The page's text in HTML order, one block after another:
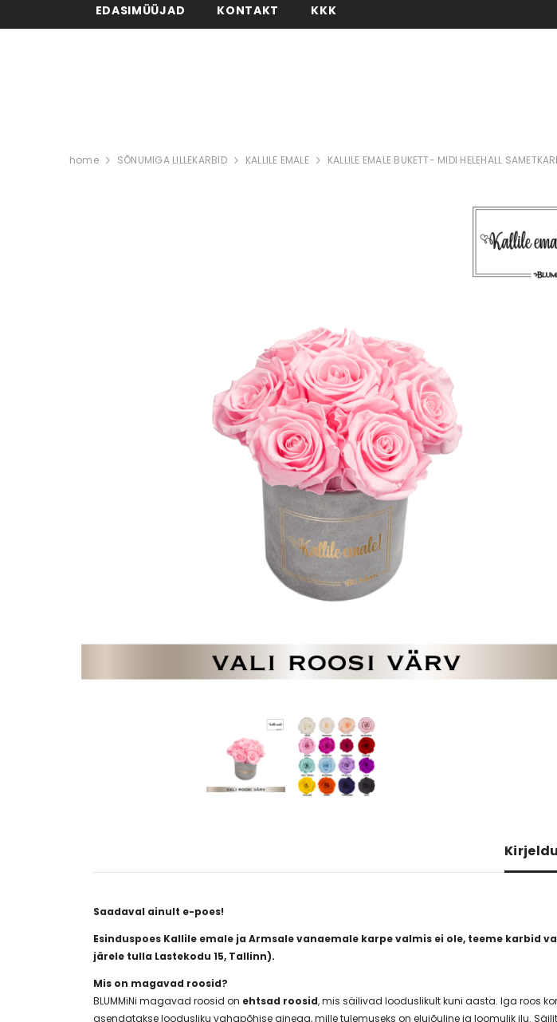
EDASIMÜÜJAD KONTAKT KKK
home SÕNUMIGA LILLEKARBID KALLILE EMALE KALLILE EMALE BUKETT- MIDI HELEHALL
Saadaval ainult e-poes!
Esinduspoes Kallile emale ja Armsale vanaemale karpe valmis ei ole, teeme
järele tulla Lastekodu 15, Tallinn).
Mis on magavad roosid?
BLUMMiNi magavad roosid on ehtsad roosid, mis säilivad looduslikult kuni aasta. Iga roos
asendatakse loodusliku vahapõhise ainega, mille tulemuseks on elujõuline ja loomulik ilu.